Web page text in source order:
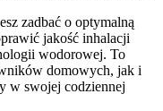
zadbać o optymalną
jakość inhalacji
wodorowej. To
domowych, jak i
w swojej codziennej